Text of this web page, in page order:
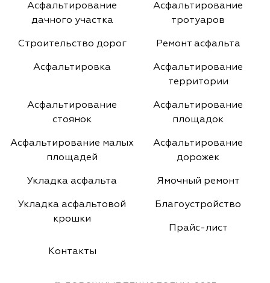
Асфальтирование
дачного участка
Асфальтирование
тротуаров
Строительство дорог Ремонт асфальта
Асфальтировка
Асфальтирование
территории
Асфальтирование
стоянок
Асфальтирование
площадок
Асфальтирование малых
площадей
Асфальтирование
дорожек
Укладка асфальта Ямочный ремонт
Укладка асфальтовой
крошки
Благоустройство
Прайс-лист
Контакты